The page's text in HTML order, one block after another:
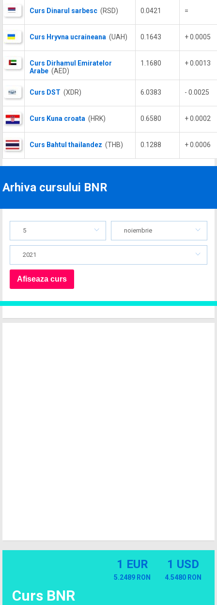
Curs Dinarul sarbesc (RSD) 0.0421 =
Curs Hryvna ucraineana (UAH) 0.1643 + 0.0005
Curs Dirhamul Emiratelor
Arabe (AED)
1.1680 + 0.0013
Curs DST (XDR) 6.0383 - 0.0025
Curs Kuna croata (HRK) 0.6580 + 0.0002
Curs Bahtul thailandez (THB) 0.1288 + 0.0006
Arhiva cursului BNR
5 noiembrie
2021
Curs BNR
1 EUR
5.2489 RON
1 USD
4.5480 RON